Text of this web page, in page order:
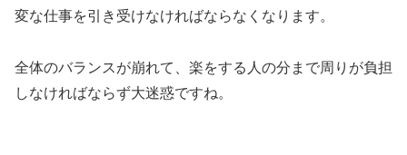
変な仕事を引き受けなければならなくなります。
全体のバランスが崩れて、楽をする人の分まで周りが負担
しなければならず大迷惑ですね。